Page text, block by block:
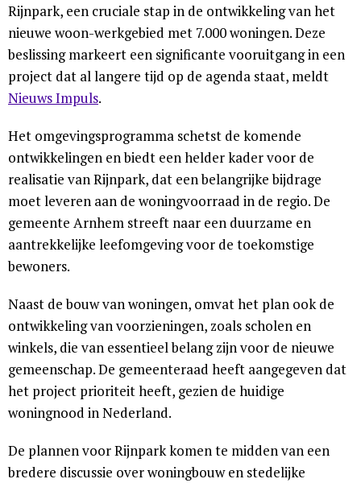
Rijnpark, een cruciale stap in de ontwikkeling van het
nieuwe woon-werkgebied met 7.000 woningen. Deze
beslissing markeert een significante vooruitgang in een
project dat al langere tijd op de agenda staat, meldt
Nieuws Impuls.
Het omgevingsprogramma schetst de komende
ontwikkelingen en biedt een helder kader voor de
realisatie van Rijnpark, dat een belangrijke bijdrage
moet leveren aan de woningvoorraad in de regio. De
gemeente Arnhem streeft naar een duurzame en
aantrekkelijke leefomgeving voor de toekomstige
bewoners.
Naast de bouw van woningen, omvat het plan ook de
ontwikkeling van voorzieningen, zoals scholen en
winkels, die van essentieel belang zijn voor de nieuwe
gemeenschap. De gemeenteraad heeft aangegeven dat
het project prioriteit heeft, gezien de huidige
woningnood in Nederland.
De plannen voor Rijnpark komen te midden van een
bredere discussie over woningbouw en stedelijke